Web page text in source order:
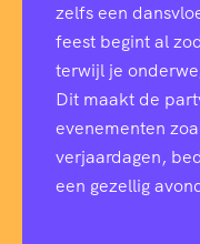
zelfs een
feest begint al
terwijl je
Dit maakt de
evenementen
verjaardagen,
een gezellig